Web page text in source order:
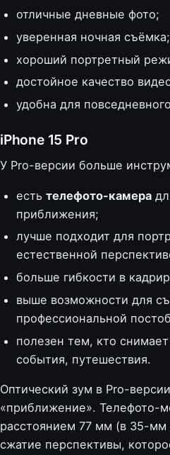
отличные дневные фото;
уверенная ночная съёмка;
хороший портретный
достойное качество
удобна для
iPhone 15 Pro
У Pro-версии больше
есть телефото-камера
приближения;
лучше подходит для
естественной
больше гибкости в
выше возможности для
профессиональной
полезен тем, кто
события, путешествия.
Оптический зум в Pro-
«приближение». Телефото-
расстоянием 77 мм (в 35-мм
сжатие перспективы,